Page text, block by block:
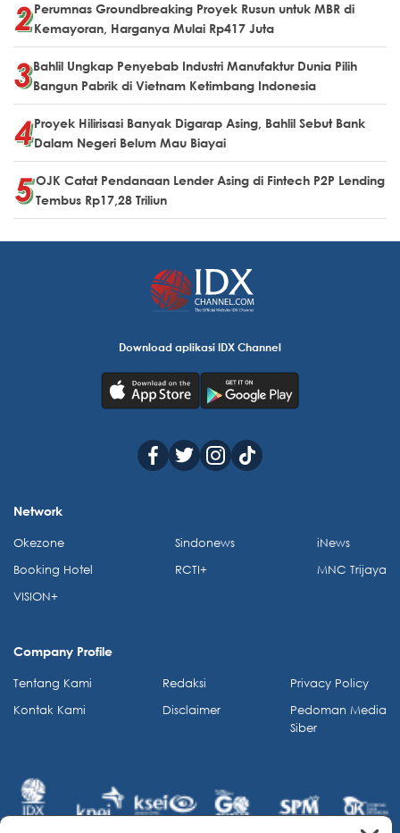
Perumnas Groundbreaking Proyek Rusun untuk MBR di
Kemayoran, Harganya Mulai Rp417 Juta
Bahlil Ungkap Penyebab Industri Manufaktur Dunia Pilih
Bangun Pabrik di Vietnam Ketimbang Indonesia
Proyek Hilirisasi Banyak Digarap Asing, Bahlil Sebut Bank
Dalam Negeri Belum Mau Biayai
OJK Catat Pendanaan Lender Asing di Fintech P2P Lending
Tembus Rp17,28 Triliun
Download aplikasi IDX Channel
Network
Okezone
Booking Hotel
VISION+
Sindonews
RCTI+
iNews
MNC Trijaya
Company Profile
Tentang Kami
Kontak Kami
Redaksi
Disclaimer
Privacy Policy
Pedoman Media
Siber